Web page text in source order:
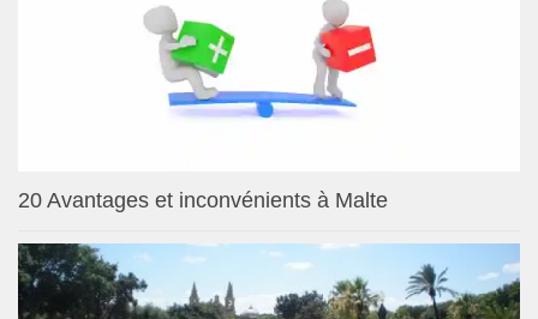
20 Avantages et inconvénients à Malte